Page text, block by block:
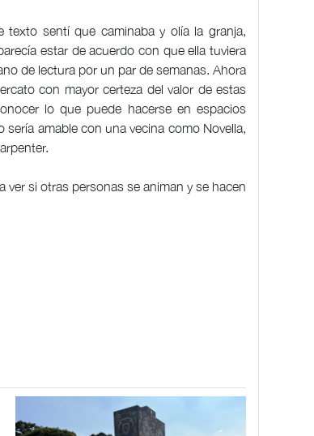
sentí que caminaba y olía la granja,
estar de acuerdo con que ella tuviera
de lectura por un par de semanas. Ahora
con mayor certeza del valor de estas
lo que puede hacerse en espacios
amable con una vecina como Novella,
ver si otras personas se animan y se hacen